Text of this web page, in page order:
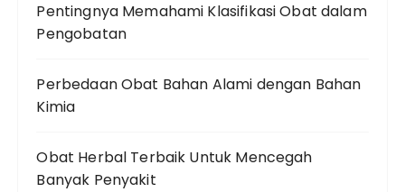
Pentingnya Memahami Klasifikasi Obat dalam
Pengobatan
Perbedaan Obat Bahan Alami dengan Bahan
Kimia
Obat Herbal Terbaik Untuk Mencegah
Banyak Penyakit